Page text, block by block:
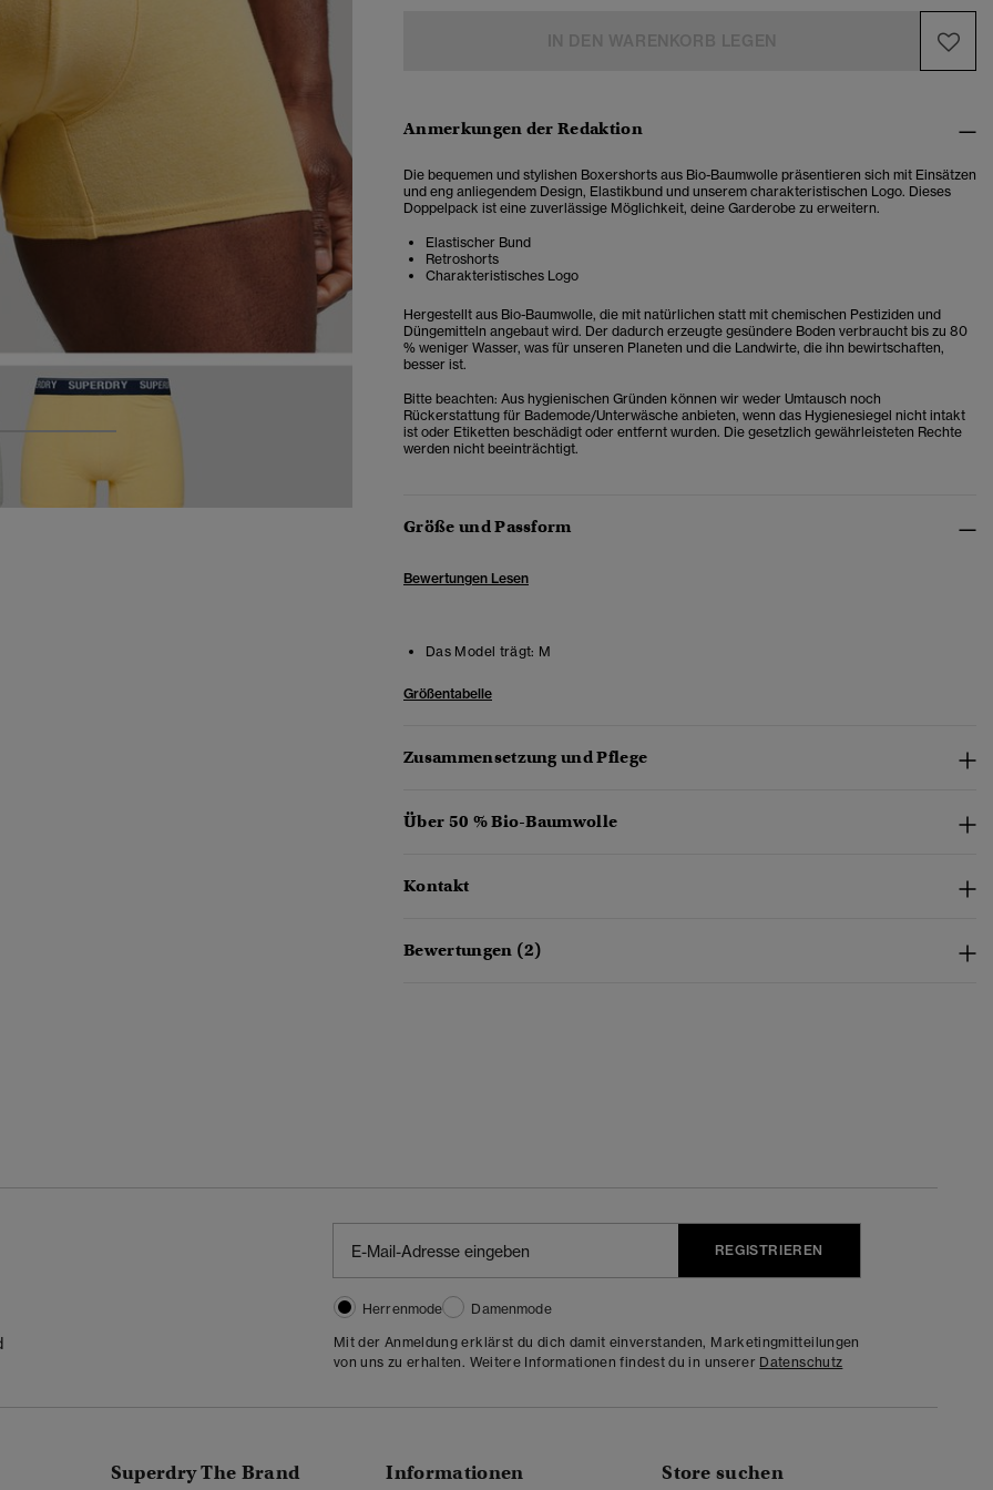
Anmerkungen der Redaktion
Die bequemen und stylishen Boxershorts aus Bio-Baumwolle präsentieren sich mit Einsätzen
und eng anliegendem Design, Elastikbund und unserem charakteristischen Logo. Dieses
Doppelpack ist eine zuverlässige Möglichkeit, deine Garderobe zu erweitern.
Elastischer Bund
Retroshorts
Charakteristisches Logo
Hergestellt aus Bio-Baumwolle, die mit natürlichen statt mit chemischen Pestiziden und
Düngemitteln angebaut wird. Der dadurch erzeugte gesündere Boden verbraucht bis zu 80
% weniger Wasser, was für unseren Planeten und die Landwirte, die ihn bewirtschaften,
besser ist.
Bitte beachten: Aus hygienischen Gründen können wir weder Umtausch noch
Rückerstattung für Bademode/Unterwäsche anbieten, wenn das Hygienesiegel nicht intakt
ist oder Etiketten beschädigt oder entfernt wurden. Die gesetzlich gewährleisteten Rechte
werden nicht beeinträchtigt.
Größe und Passform
Bewertungen Lesen
Das Model trägt: M
Größentabelle
Zusammensetzung und Pflege
Über 50 % Bio-Baumwolle
Kontakt
Bewertungen (2)
REGISTRIEREN
Herrenmode
Damenmode
Mit der Anmeldung erklärst du dich damit einverstanden, Marketingmitteilungen
von uns zu erhalten. Weitere Informationen findest du in unserer Datenschutz
Superdry The Brand Informationen Store suchen